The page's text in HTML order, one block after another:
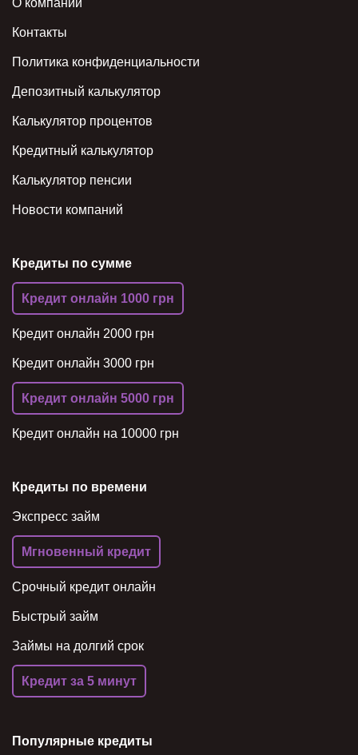
О компании
Контакты
Политика конфиденциальности
Депозитный калькулятор
Калькулятор процентов
Кредитный калькулятор
Калькулятор пенсии
Новости компаний
Кредиты по сумме
Кредит онлайн 1000 грн
Кредит онлайн 2000 грн
Кредит онлайн 3000 грн
Кредит онлайн 5000 грн
Кредит онлайн на 10000 грн
Кредиты по времени
Экспресс займ
Мгновенный кредит
Срочный кредит онлайн
Быстрый займ
Займы на долгий срок
Кредит за 5 минут
Популярные кредиты